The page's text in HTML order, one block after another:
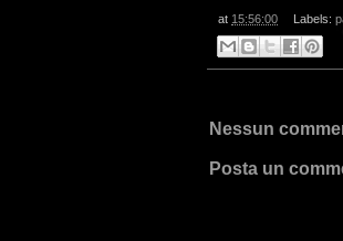
at 15:56:00 Labels:
Nessun
Posta un